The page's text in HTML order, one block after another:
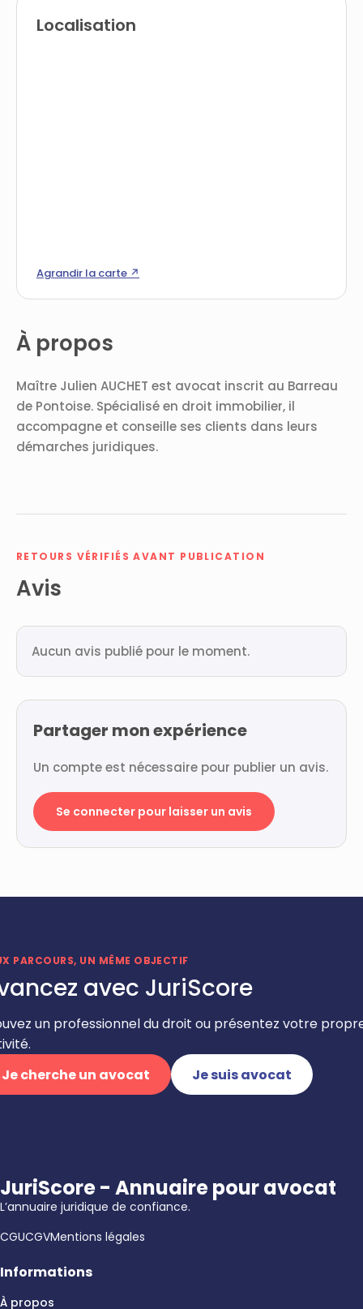
À propos
Maître Julien AUCHET est avocat inscrit au Barreau
de Pontoise. Spécialisé en droit immobilier, il
accompagne et conseille ses clients dans leurs
démarches juridiques.
RETOURS VÉRIFIÉS AVANT PUBLICATION
Avis
Aucun avis publié pour le moment.
Partager mon expérience
Un compte est nécessaire pour publier un avis.
Se connecter pour laisser un avis
Localisation
Agrandir la carte ↗
PARCOURS, UN MÊME OBJECTIF
avec JuriScore
un professionnel du droit ou présentez votre
Je cherche un avocat
Je suis avocat
JuriScore - Annuaire pour avocat
L’annuaire juridique de confiance.
CGUCGVMentions légales
Informations
À propos